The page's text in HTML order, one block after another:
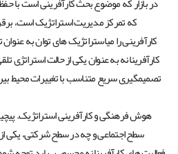
که تمرکز مدیریت استراتژیک است،
کارآفرینی را میاستراتژیک های توان به
کارآفرینانه به عنوان یکی از حالت استراتژی
تصمیمگیری سریع متناسب با تغییرات محیط
هوش فرهنگی و کارآفرینی استراتژیک.
سطح اجتماعی و چه در سطح شرکتی، یکی